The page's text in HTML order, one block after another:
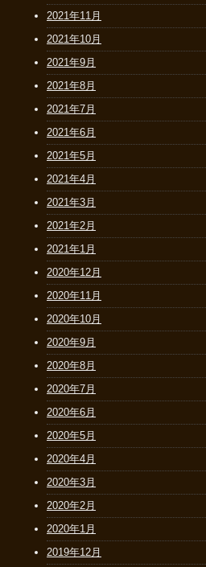
2021年11月
2021年10月
2021年9月
2021年8月
2021年7月
2021年6月
2021年5月
2021年4月
2021年3月
2021年2月
2021年1月
2020年12月
2020年11月
2020年10月
2020年9月
2020年8月
2020年7月
2020年6月
2020年5月
2020年4月
2020年3月
2020年2月
2020年1月
2019年12月